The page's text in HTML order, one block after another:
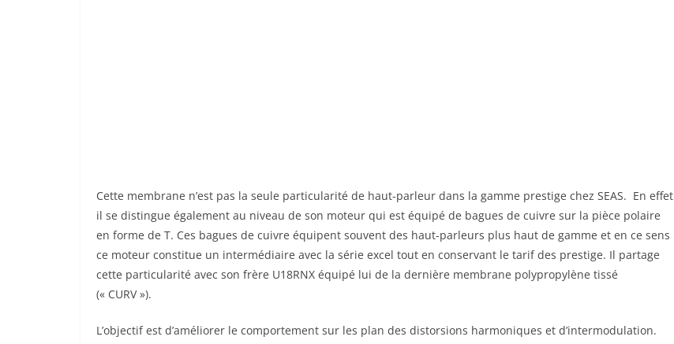
Cette membrane n’est pas la seule particularité de haut-parleur dans la gamme prestige chez SEAS. En effet
il se distingue également au niveau de son moteur qui est équipé de bagues de cuivre sur la pièce polaire
en forme de T. Ces bagues de cuivre équipent souvent des haut-parleurs plus haut de gamme et en ce sens
ce moteur constitue un intermédiaire avec la série excel tout en conservant le tarif des prestige. Il partage
cette particularité avec son frère U18RNX équipé lui de la dernière membrane polypropylène tissé
(« CURV »).
L’objectif est d’améliorer le comportement sur les plan des distorsions harmoniques et d’intermodulation.